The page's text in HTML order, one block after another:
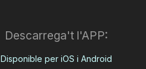
Descarrega't l'APP:
Disponible per iOS i Android